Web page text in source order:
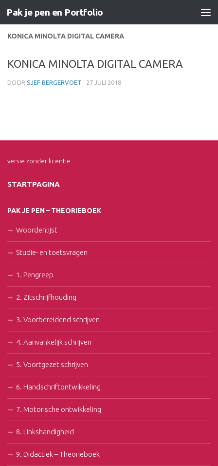
Doorgaan naar inhoud
Pak je pen en Portfolio
KONICA MINOLTA DIGITAL CAMERA
KONICA MINOLTA DIGITAL CAMERA
DOOR SJEF BERGERVOET · 27 JULI 2018
versie zonder licentie
STARTPAGINA
PAK JE PEN – THEORIEBOEK
Woordenlijst
Studie- en toetsvragen
1. Pengreep
2. Zitschrijfhouding
3. Voorbereidend schrijven
4. Aanvankelijk schrijven
5. Voortgezet schrijven
6. Handschriftontwikkeling
7. Motorische ontwikkeling
8. Linkshandigheid
9. Didactiek – Theorieboek